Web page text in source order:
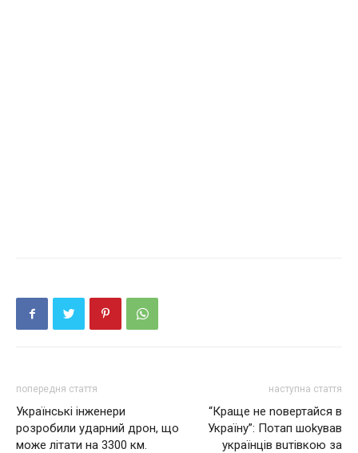
попередня стаття
Українські інженери
розробили ударний дрон, що
може літати на 3300 км.
наступна стаття
“Краще не nовертайся в
Україну”: Потап шоkував
українців вuтівкою за